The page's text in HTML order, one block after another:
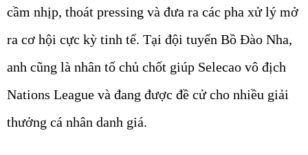
cầm nhịp, thoát pressing và đưa ra các pha xử lý mở
ra cơ hội cực kỳ tinh tế. Tại đội tuyển Bồ Đào Nha,
anh cũng là nhân tố chủ chốt giúp Selecao vô địch
Nations League và đang được đề cử cho nhiều giải
thưởng cá nhân danh giá.